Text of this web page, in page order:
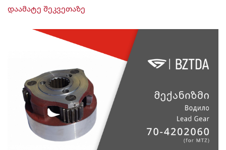
დაამატე შეკვეთაზე